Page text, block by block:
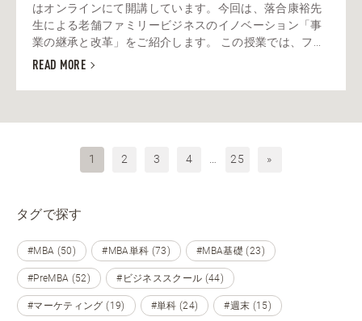
はオンラインにて開講しています。今回は、落合康裕先
生による老舗ファミリービジネスのイノベーション「事
業の継承と改革」をご紹介します。 この授業では、フ...
READ MORE
1 2 3 4 25 »
タグで探す
#MBA (50) #MBA単科 (73) #MBA基礎 (23)
#PreMBA (52) #ビジネススクール (44)
#マーケティング (19) #単科 (24) #週末 (15)